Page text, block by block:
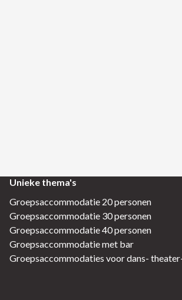
Unieke thema's
Groepsaccommodatie 20 personen
Groepsaccommodatie 30 personen
Groepsaccommodatie 40 personen
Groepsaccommodatie met bar
Groepsaccommodaties voor dans-